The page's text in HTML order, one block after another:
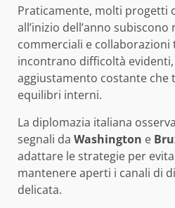
Praticamente, molti progetti
all’inizio dell’anno
commerciali e collaborazioni
incontrano difficoltà
aggiustamento costante che
equilibri interni.
La diplomazia italiana
segnali da Washington e
adattare le strategie per
mantenere aperti i canali di
delicata.